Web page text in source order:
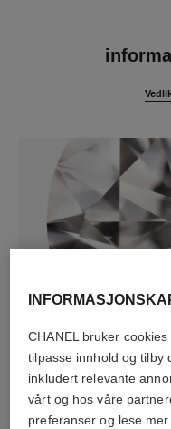
36 briljantslipte
Kjennetegnene på
CHANEL bruker
tilpasse innhold og tilby
inkludert relevante
vårt og hos våre
preferanser og lese